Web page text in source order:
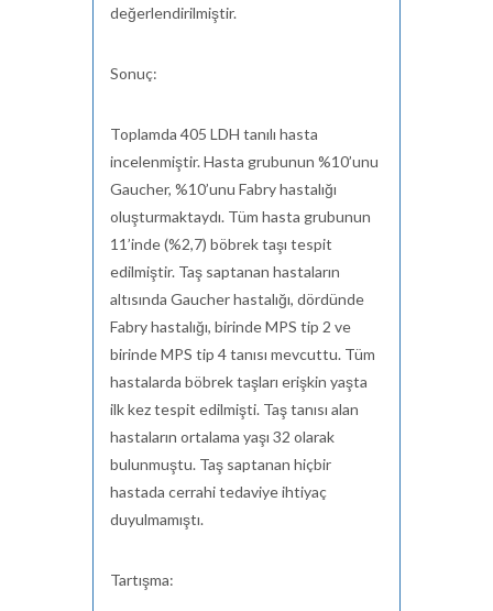
değerlendirilmiştir.
Sonuç:
Toplamda 405 LDH tanılı hasta
incelenmiştir. Hasta grubunun %10’unu
Gaucher, %10’unu Fabry hastalığı
oluşturmaktaydı. Tüm hasta grubunun
11’inde (%2,7) böbrek taşı tespit
edilmiştir. Taş saptanan hastaların
altısında Gaucher hastalığı, dördünde
Fabry hastalığı, birinde MPS tip 2 ve
birinde MPS tip 4 tanısı mevcuttu. Tüm
hastalarda böbrek taşları erişkin yaşta
ilk kez tespit edilmişti. Taş tanısı alan
hastaların ortalama yaşı 32 olarak
bulunmuştu. Taş saptanan hiçbir
hastada cerrahi tedaviye ihtiyaç
duyulmamıştı.
Tartışma: